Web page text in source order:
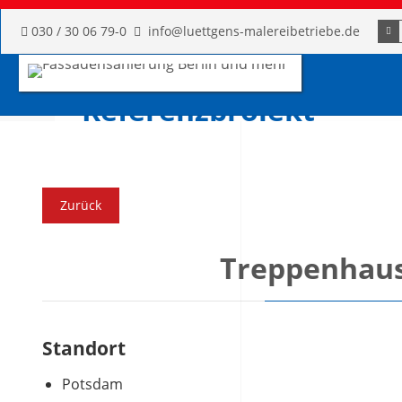
030 / 30 06 79-0 info@luettgens-malereibetriebe.de
Referenzprojekt
Zurück
Standort
Potsdam